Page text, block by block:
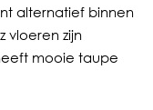
alternatief binnen
vloeren zijn
mooie taupe